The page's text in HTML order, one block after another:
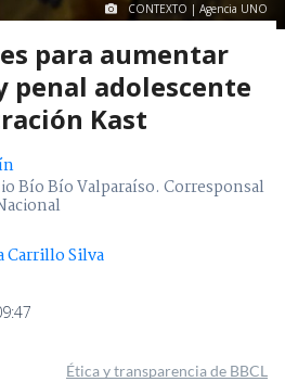
CONTEXTO | Agencia UNO
para aumentar
penal adolescente
Kast
Bío Bío Valparaíso. Corresponsal
Carrillo Silva
Ética y transparencia de BBCL